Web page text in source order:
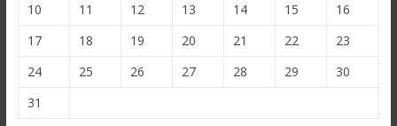
10
11 12 13 14 15
16
17
18 19 20 21 22
23
24
25 26 27 28 29
30
31